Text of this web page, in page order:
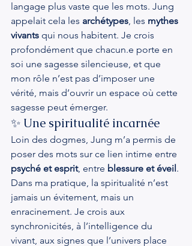
langage plus vaste que les mots. Jung
appelait cela les archétypes, les mythes
vivants qui nous habitent. Je crois
profondément que chacun.e porte en
soi une sagesse silencieuse, et que
mon rôle n’est pas d’imposer une
vérité, mais d’ouvrir un espace où cette
sagesse peut émerger.
✨ Une spiritualité incarnée
Loin des dogmes, Jung m’a permis de
poser des mots sur ce lien intime entre
psyché et esprit, entre blessure et éveil.
Dans ma pratique, la spiritualité n’est
jamais un évitement, mais un
enracinement. Je crois aux
synchronicités, à l’intelligence du
vivant, aux signes que l’univers place